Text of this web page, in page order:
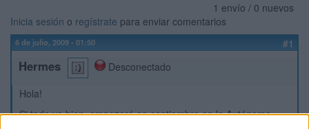
1 envío / 0 nuevos
Inicia sesión o regístrate para enviar comentarios
6 de julio, 2009 - 01:50 #1
Hermes
Desconectado
Hola!
Si todo va bien, empezaré en septiembre en la Autónoma